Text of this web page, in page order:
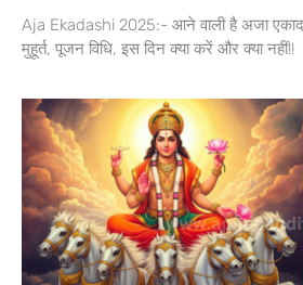
Aja Ekadashi 2025:- आने वाली है अजा
मुहूर्त, पूजन विधि, इस दिन क्या करें और क्या नहीं!!